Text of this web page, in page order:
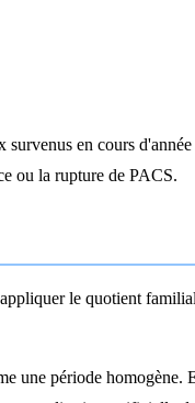
en cours
ou la rupture de PACS.
le quotient
une période homogène.